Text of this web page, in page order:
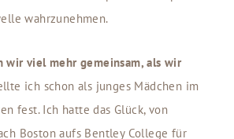
wahrzunehmen.
wir viel mehr gemeinsam, als wir
ich schon als junges Mädchen im
fest. Ich hatte das Glück, von
Boston aufs Bentley College für